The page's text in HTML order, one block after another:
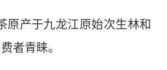
产于九龙江原始次生林和
者青睐。